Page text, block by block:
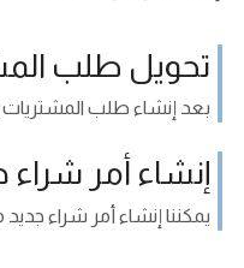
تحويل طلب
بعد إنشاء طلب المشتريات
إنشاء أمر شراء
يمكننا إنشاء أمر شراء